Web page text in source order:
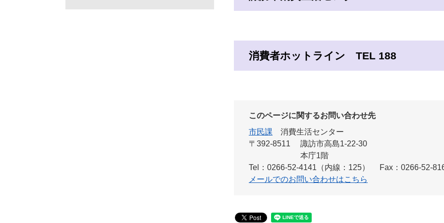
消費者ホットライン TEL 188
このページに関するお問い合わせ先
市民課
消費生活センター
〒392-8511
諏訪市高島1-22-30
本庁1階
Tel：0266-52-4141（内線：125）
Fax：0266-52-
メールでのお問い合わせはこちら